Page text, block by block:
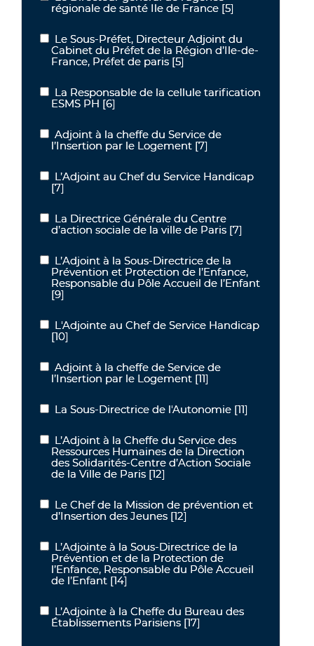
régionale de santé Ile de France [5]
Le Sous-Préfet, Directeur Adjoint du Cabinet du Préfet de la
Le Sous-Préfet, Directeur Adjoint du
Cabinet du Préfet de la Région d’Ile-de-
France, Préfet de paris [5]
La Responsable de la cellule tarification ESMS PH
La Responsable de la cellule tarification
ESMS PH [6]
Adjoint à la cheffe du Service de l’Insertion par le Logement
Adjoint à la cheffe du Service de
l’Insertion par le Logement [7]
L’Adjoint au Chef du Service Handicap
L’Adjoint au Chef du Service Handicap
[7]
La Directrice Générale du Centre d’action sociale de la ville de
La Directrice Générale du Centre
d’action sociale de la ville de Paris [7]
L’Adjoint à la Sous-Directrice de la Prévention et Protection de
L’Adjoint à la Sous-Directrice de la
Prévention et Protection de l’Enfance,
Responsable du Pôle Accueil de l’Enfant
[9]
L'Adjointe au Chef de Service Handicap
L'Adjointe au Chef de Service Handicap
[10]
Adjoint à la cheffe de Service de l’Insertion par le Logement
Adjoint à la cheffe de Service de
l’Insertion par le Logement [11]
La Sous-Directrice de l'Autonomie
La Sous-Directrice de l'Autonomie [11]
L’Adjoint à la Cheffe du Service des Ressources Humaines de la
L’Adjoint à la Cheffe du Service des
Ressources Humaines de la Direction
des Solidarités-Centre d’Action Sociale
de la Ville de Paris [12]
Le Chef de la Mission de prévention et d’Insertion des Jeunes
Le Chef de la Mission de prévention et
d’Insertion des Jeunes [12]
L’Adjointe à la Sous-Directrice de la Prévention et de la Protection
L’Adjointe à la Sous-Directrice de la
Prévention et de la Protection de
l’Enfance, Responsable du Pôle Accueil
de l’Enfant [14]
L’Adjointe à la Cheffe du Bureau des Établissements Parisiens
L’Adjointe à la Cheffe du Bureau des
Établissements Parisiens [17]